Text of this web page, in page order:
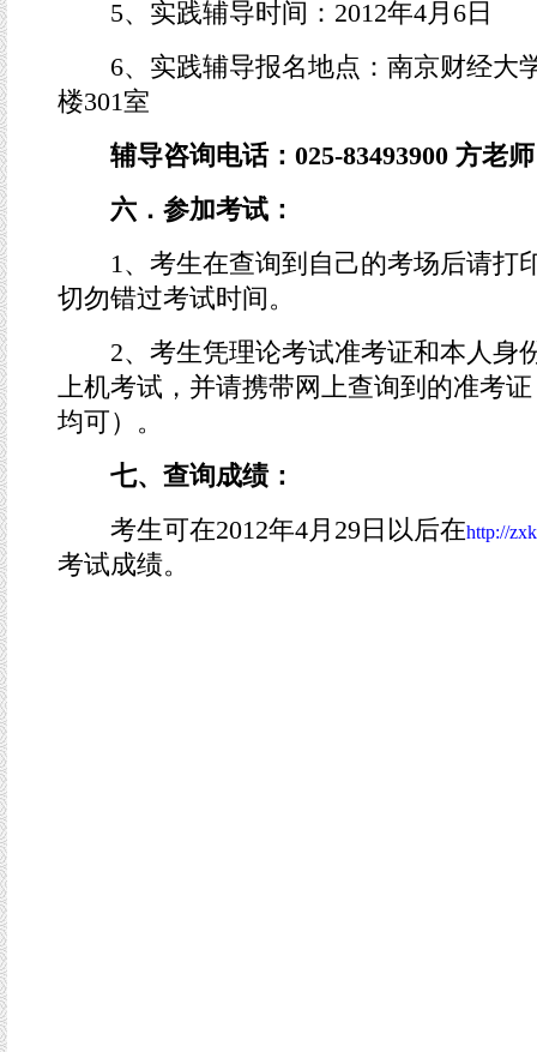
5、实践辅导时间：2012年4月6日
6、实践辅导报名地点：南京财经大
楼301室
辅导咨询电话： 025-83493900 方老
六．参加考试：
1、考生在查询到自己的考场后请打
切勿错过考试时间。
2、考生凭理论考试准考证和本人身
上机考试，并请携带网上查询到的准考
均可）。
七、查询成绩：
考生可在2012年4月29日以后在http://
考试成绩。